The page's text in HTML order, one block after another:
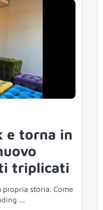
e torna in
triplicati
propria storia. Come
...